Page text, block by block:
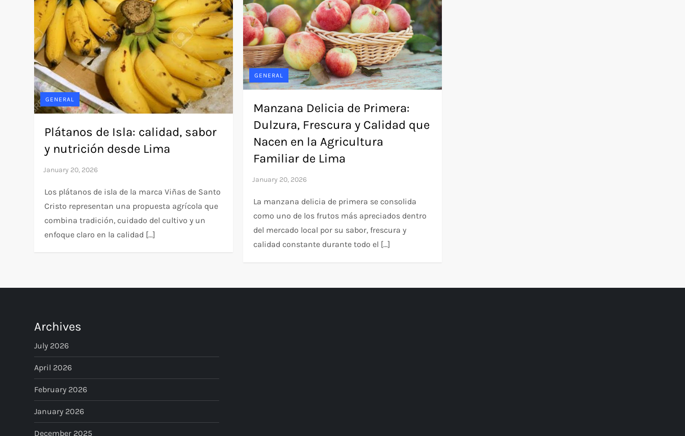
GENERAL
Plátanos de Isla: calidad, sabor
y nutrición desde Lima
Los plátanos de isla de la marca Viñas de Santo
Cristo representan una propuesta agrícola que
combina tradición, cuidado del cultivo y un
enfoque claro en la calidad […]
GENERAL
Manzana Delicia de Primera:
Dulzura, Frescura y Calidad que
Nacen en la Agricultura
Familiar de Lima
La manzana delicia de primera se consolida
como uno de los frutos más apreciados dentro
del mercado local por su sabor, frescura y
calidad constante durante todo el […]
Archives
July 2026
April 2026
February 2026
January 2026
December 2025